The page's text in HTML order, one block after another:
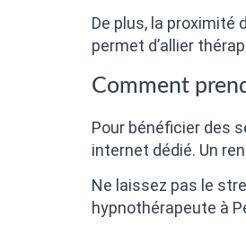
De plus, la proximité
permet d’allier
Comment
Pour bénéficier des
internet dédié. Un
Ne laissez pas le
hypnothérapeute à